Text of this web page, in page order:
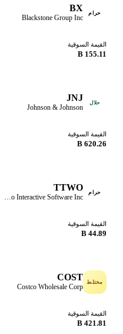
حرام BX
Blackstone Group Inc
القيمة السوقية
155.11 B
حلال JNJ
Johnson & Johnson
القيمة السوقية
620.26 B
حرام TTWO
Take-Two Interactive Software Inc
القيمة السوقية
44.89 B
مختلط COST
Costco Wholesale Corp
القيمة السوقية
421.81 B